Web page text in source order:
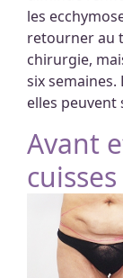
les
retourner au
chirurgie,
six semaines.
elles peuvent
Avant
cuisses